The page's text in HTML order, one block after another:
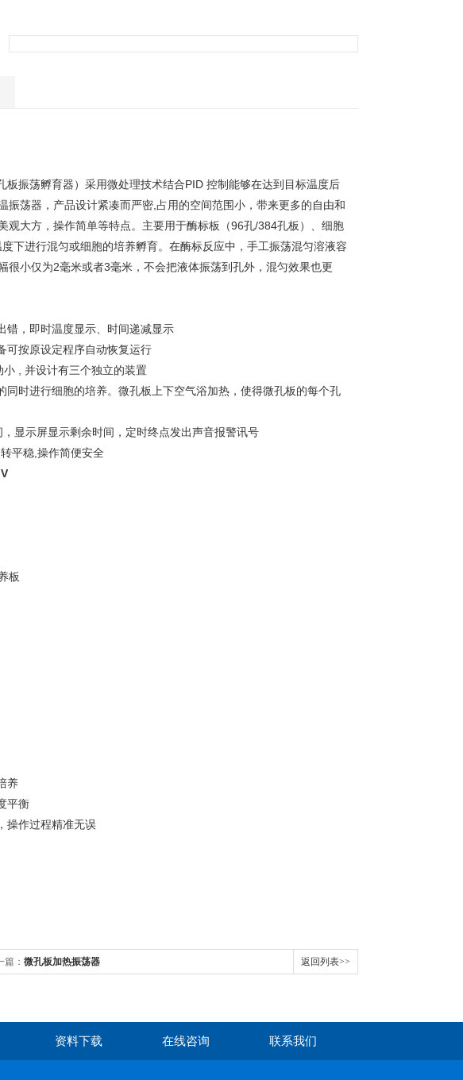
振荡孵育器）采用微处理技术结合PID 控制能够在达到目标温度后
荡器，产品设计紧凑而严密,占用的空间范围小，带来更多的自由和
观大方，操作简单等特点。主要用于酶标板（96孔/384孔板）、细胞
下进行混匀或细胞的培养孵育。在酶标反应中，手工振荡混匀溶液容
小仅为2毫米或者3毫米，不会把液体振荡到孔外，混匀效果也更
错，即时温度显示、时间递减显示
可按原设定程序自动恢复运行
, 并设计有三个独立的装置
时进行细胞的培养。微孔板上下空气浴加热，使得微孔板的每个孔
显示屏显示剩余时间，定时终点发出声音报警讯号
平稳,操作简便安全
板
养
平衡
操作过程精准无误
篇： 微孔板加热振荡器 返回列表>>
资料下载 在线咨询 联系我们